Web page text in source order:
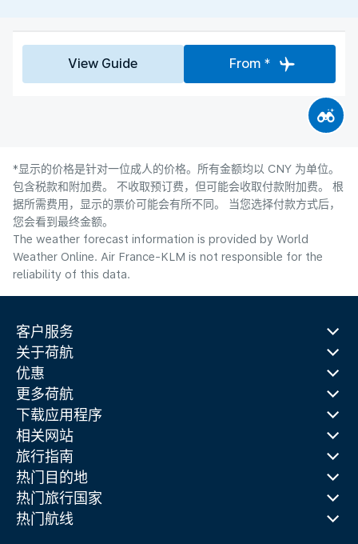
View Guide From *
*显示的价格是针对一位成人的价格。所有金额均以 CNY 为单位。
包含税款和附加费。 不收取预订费，但可能会收取付款附加费。 根
据所需费用，显示的票价可能会有所不同。 当您选择付款方式后，
您会看到最终金额。
The weather forecast information is provided by World
Weather Online. Air France-KLM is not responsible for the
reliability of this data.
客户服务
关于荷航
优惠
更多荷航
下载应用程序
相关网站
旅行指南
热门目的地
热门旅行国家
热门航线